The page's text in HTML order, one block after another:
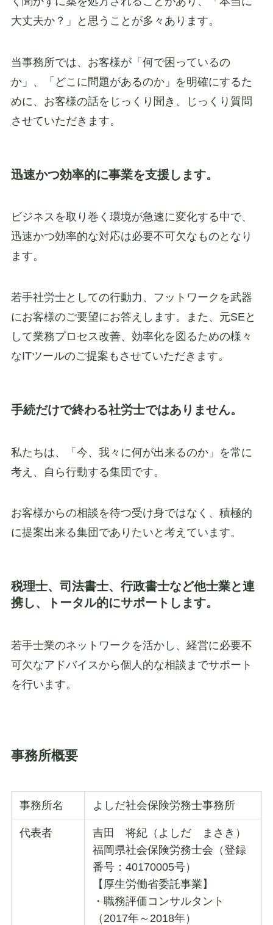
大丈夫か？」と思うことが多々あります。
当事務所では、お客様が「何で困っているの
か」、「どこに問題があるのか」を明確にするた
めに、お客様の話をじっくり聞き、じっくり質問
させていただきます。
迅速かつ効率的に事業を支援します。
ビジネスを取り巻く環境が急速に変化する中で、
迅速かつ効率的な対応は必要不可欠なものとなり
ます。
若手社労士としての行動力、フットワークを武器
にお客様のご要望にお答えします。また、元SEと
して業務プロセス改善、効率化を図るための様々
なITツールのご提案もさせていただきます。
手続だけで終わる社労士ではありません。
私たちは、「今、我々に何が出来るのか」を常に
考え、自ら行動する集団です。
お客様からの相談を待つ受け身ではなく、積極的
に提案出来る集団でありたいと考えています。
税理士、司法書士、行政書士など他士業と連
携し、トータル的にサポートします。
若手士業のネットワークを活かし、経営に必要不
可欠なアドバイスから個人的な相談までサポート
を行います。
事務所概要
事務所名 よしだ社会保険労務士事務所
代表者
吉田 将紀（よしだ まさき）
福岡県社会保険労務士会（登録
番号：40170005号）
【厚生労働省委託事業】
・職務評価コンサルタント
（2017年～2018年）